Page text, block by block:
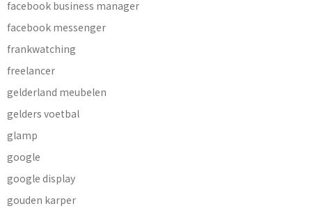
facebook business manager
facebook messenger
frankwatching
freelancer
gelderland meubelen
gelders voetbal
glamp
google
google display
gouden karper